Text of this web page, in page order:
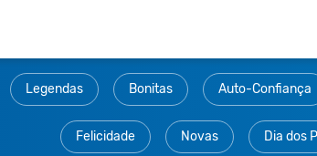
Legendas Bonitas Auto-Confiança
Felicidade Novas Dia dos